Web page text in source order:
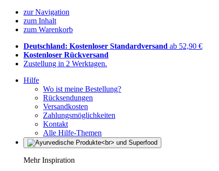
zur Navigation
zum Inhalt
zum Warenkorb
Deutschland: Kostenloser Standardversand ab 52,90 €
Kostenloser Rückversand
Zustellung in 2 Werktagen.
Hilfe
Wo ist meine Bestellung?
Rücksendungen
Versandkosten
Zahlungsmöglichkeiten
Kontakt
Alle Hilfe-Themen
Mehr Inspiration